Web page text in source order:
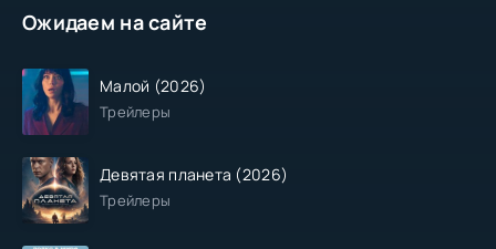
Ожидаем на сайте
Малой (2026)
Трейлеры
Девятая планета (2026)
Трейлеры